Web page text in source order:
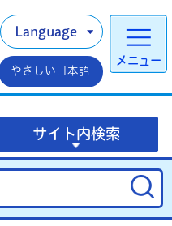
メニュー
Language
やさしい日本語
サイト内検索